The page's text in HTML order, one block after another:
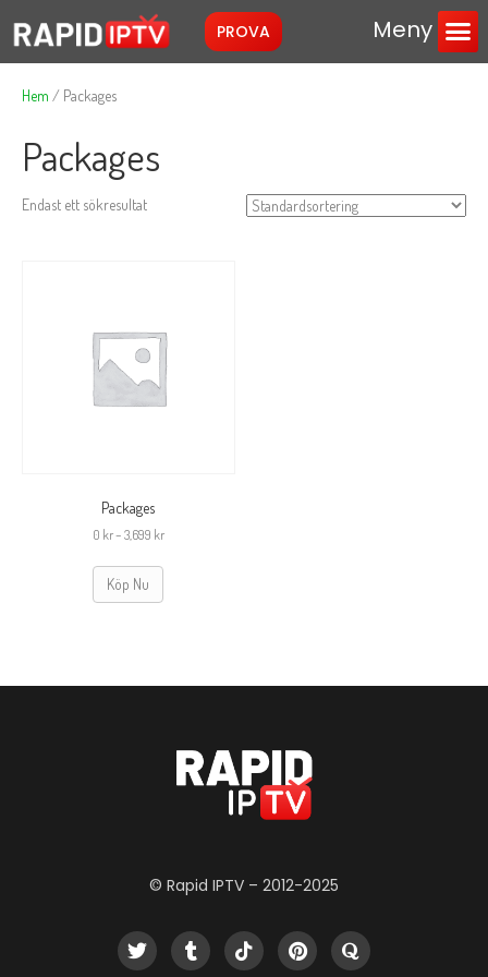
PROVA Meny
Hem / Packages
Packages
Endast ett sökresultat
Packages
0 kr– 3,699 kr
Köp Nu
© Rapid IPTV – 2012-2025